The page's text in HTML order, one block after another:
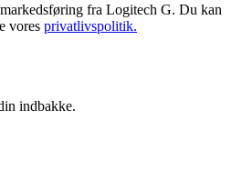
fra Logitech G. Du kan
vores privatlivspolitik.
indbakke.